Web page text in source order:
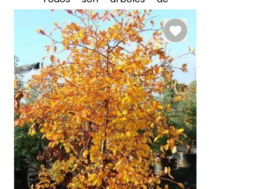
zonas húmedas, incluso
pantanosas.
El gommier noir ha
encontrado su camino
hacia nuestros jardines
debido asu llamativo
follaje otoñal y su gran
rusticidad. Esta especie,
que puede alcanzar los 20
m de altura, es adecuada
para parques y grandes
jardines. Los horticultores y
amantes de este árbol han